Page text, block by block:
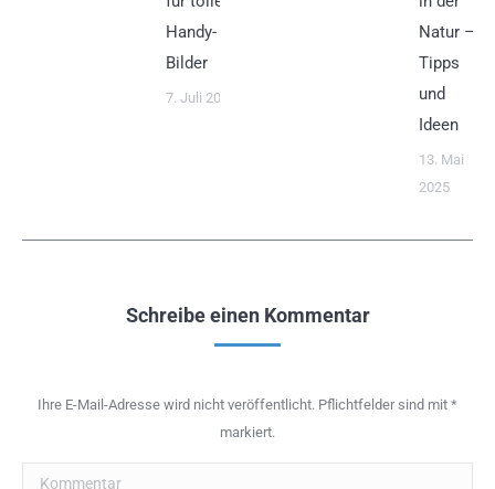
Handy-
Bilder
7. Juli 2025
Natur –
Tipps
und
Ideen
13. Mai
2025
Schreibe einen Kommentar
Ihre E-Mail-Adresse wird nicht veröffentlicht. Pflichtfelder sind mit *
markiert.
Kommentar